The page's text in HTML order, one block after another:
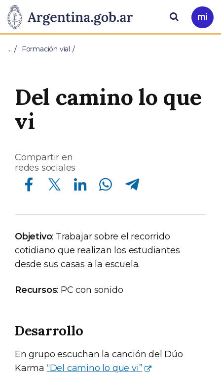
Presidencia
de
Nación
Pasar al contenido principal
Ir
a
Buscar
… Formación vial
Del camino lo que
vi
Compartir en
redes sociales
Compartir en Facebook Compartir en Twitter Compartir en Linkedin Compartir en Whatsapp Compartir en Telegram
Objetivo: Trabajar sobre el recorrido
cotidiano que realizan los estudiantes
desde sus casas a la escuela.
Recursos: PC con sonido
Desarrollo
En grupo escuchan la canción del Dúo
Karma “Del camino lo que vi”